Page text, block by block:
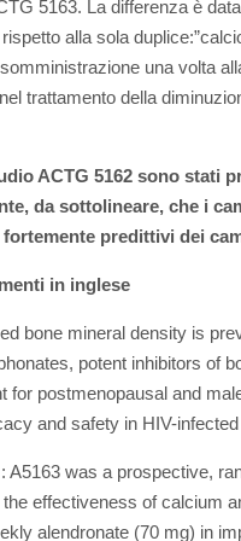
5163. La differenza è
alla sola
una volta
trattamento della
ACTG 5162 sono stati
da sottolineare, che i
predittivi dei
in inglese
bone mineral density is
potent inhibitors of
for postmenopausal and
and safety in HIV-
A5163 was a prospective,
effectiveness of calcium
alendronate (70 mg) in